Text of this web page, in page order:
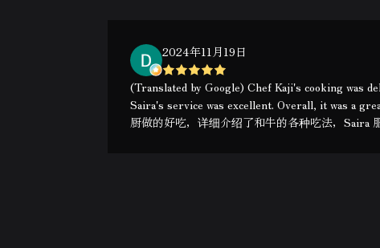
2024年11月19日
(Translated by Google) Chef Kaji's cooking was
Saira's service was excellent. Overall, it was a
厨做的好吃，详细介绍了和牛的各种吃法，Saira